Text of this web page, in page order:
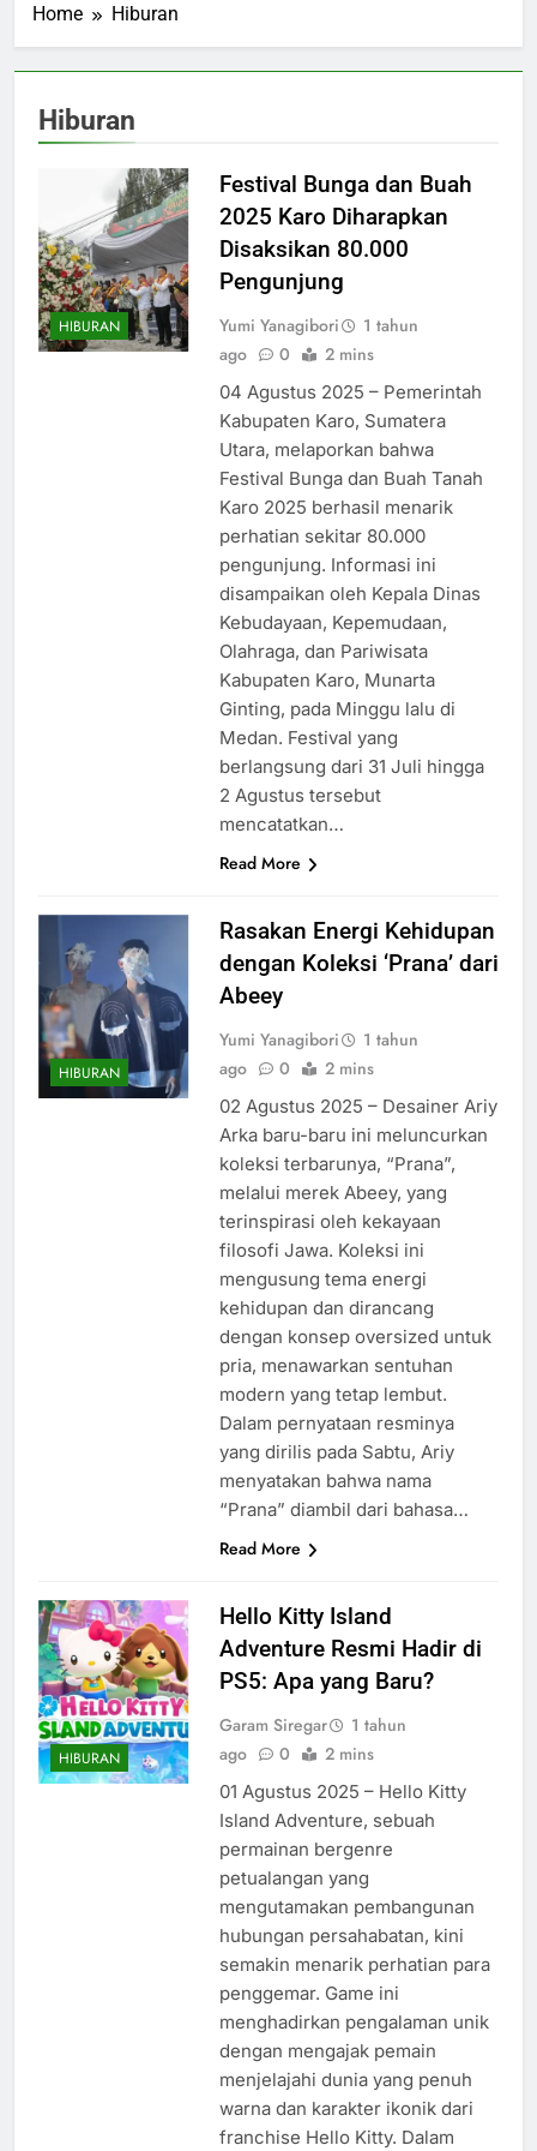
Home Hiburan
Hiburan
HIBURAN
Festival Bunga dan Buah
2025 Karo Diharapkan
Disaksikan 80.000
Pengunjung
Yumi Yanagibori
1 tahun
ago
0 2 mins
04 Agustus 2025 – Pemerintah
Kabupaten Karo, Sumatera
Utara, melaporkan bahwa
Festival Bunga dan Buah Tanah
Karo 2025 berhasil menarik
perhatian sekitar 80.000
pengunjung. Informasi ini
disampaikan oleh Kepala Dinas
Kebudayaan, Kepemudaan,
Olahraga, dan Pariwisata
Kabupaten Karo, Munarta
Ginting, pada Minggu lalu di
Medan. Festival yang
berlangsung dari 31 Juli hingga
2 Agustus tersebut
mencatatkan…
Read More
HIBURAN
Rasakan Energi Kehidupan
dengan Koleksi ‘Prana’ dari
Abeey
Yumi Yanagibori
1 tahun
ago
0 2 mins
02 Agustus 2025 – Desainer Ariy
Arka baru-baru ini meluncurkan
koleksi terbarunya, “Prana”,
melalui merek Abeey, yang
terinspirasi oleh kekayaan
filosofi Jawa. Koleksi ini
mengusung tema energi
kehidupan dan dirancang
dengan konsep oversized untuk
pria, menawarkan sentuhan
modern yang tetap lembut.
Dalam pernyataan resminya
yang dirilis pada Sabtu, Ariy
menyatakan bahwa nama
“Prana” diambil dari bahasa…
Read More
HIBURAN
Hello Kitty Island
Adventure Resmi Hadir di
PS5: Apa yang Baru?
Garam Siregar
1 tahun
ago
0 2 mins
01 Agustus 2025 – Hello Kitty
Island Adventure, sebuah
permainan bergenre
petualangan yang
mengutamakan pembangunan
hubungan persahabatan, kini
semakin menarik perhatian para
penggemar. Game ini
menghadirkan pengalaman unik
dengan mengajak pemain
menjelajahi dunia yang penuh
warna dan karakter ikonik dari
franchise Hello Kitty. Dalam